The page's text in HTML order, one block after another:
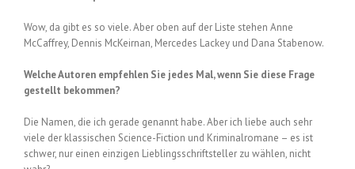
Wow, da gibt es so viele. Aber oben auf der Liste stehen Anne
McCaffrey, Dennis McKeirnan, Mercedes Lackey und Dana Stabenow.
Welche Autoren empfehlen Sie jedes Mal, wenn Sie diese Frage
gestellt bekommen?
Die Namen, die ich gerade genannt habe. Aber ich liebe auch sehr
viele der klassischen Science-Fiction und Kriminalromane – es ist
schwer, nur einen einzigen Lieblingsschriftsteller zu wählen, nicht